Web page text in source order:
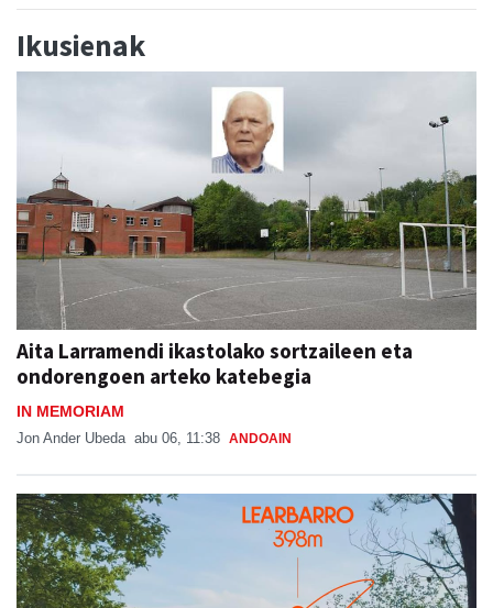
Ikusienak
Aita Larramendi ikastolako sortzaileen eta
ondorengoen arteko katebegia
IN MEMORIAM
Jon Ander Ubeda abu 06, 11:38 ANDOAIN